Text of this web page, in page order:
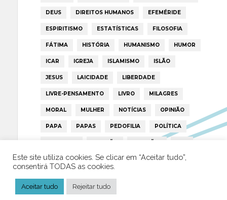
DEUS DIREITOS HUMANOS EFEMÉRIDE
ESPIRITISMO ESTATÍSTICAS FILOSOFIA
FÁTIMA HISTÓRIA HUMANISMO HUMOR
ICAR IGREJA ISLAMISMO ISLÃO
JESUS LAICIDADE LIBERDADE
LIVRE-PENSAMENTO LIVRO MILAGRES
MORAL MULHER NOTÍCIAS OPINIÃO
PAPA PAPAS PEDOFILIA POLÍTICA
PORTUGAL RELIGIÃO RELIGIÕES RTP
TRUMP VATICANO
Este site utiliza cookies. Se clicar em “Aceitar tudo”,
consentirá TODAS as cookies.
Aceitar tudo Rejeitar tudo